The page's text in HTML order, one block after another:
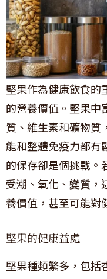
堅果作為健康飲食的
的營養價值。堅果中
質、維生素和礦物質
能和整體免疫力都有
的保存卻是個挑戰。
受潮、氧化、變質，
養價值，甚至可能對
堅果的健康益處
堅果種類繁多，包括